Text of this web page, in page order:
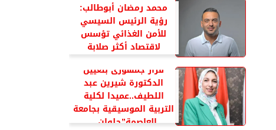
محمد رمضان أبوطالب:
رؤية الرئيس السيسي
للأمن الغذائي تؤسس
لاقتصاد أكثر صلابة
قرار جمهورى بتعيين
الدكتورة شيرين عبد
اللطيف..عميدا لكلية
التربية الموسيقية بجامعة
العاصمة”حلوان...